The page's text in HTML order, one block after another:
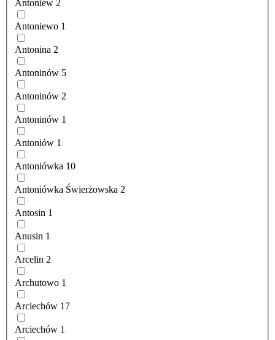
Antoniew 2
Antoniewo 1
Antonina 2
Antoninów 5
Antoninów 2
Antoninów 1
Antoniów 1
Antoniówka 10
Antoniówka Świerżowska 2
Antosin 1
Anusin 1
Arcelin 2
Archutowo 1
Arciechów 17
Arciechów 1